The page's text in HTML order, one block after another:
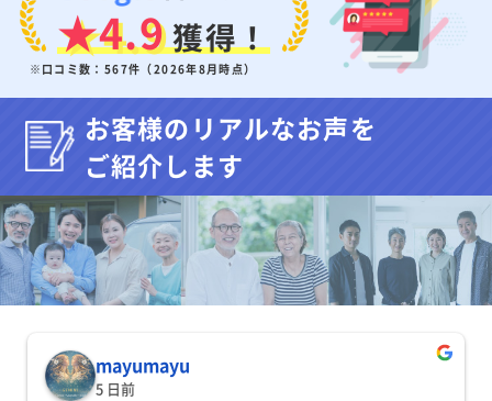
★4.9獲得！
※口コミ数：567件（2026年8月時点）
お客様のリアルなお声を
ご紹介します
mayumayu
5 日前